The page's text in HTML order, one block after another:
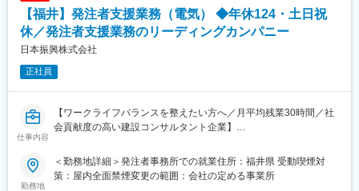
・お客様満足を第一に： 店長の評価は【売上/利益2割、お客様満
足8割】。お客様に喜んで頂くことを最優先に考えています。
・こだわりとぬくもり：ただチェーン店を増やすのではなく、店
舗ごとの「こだわり」を重視し、人でしか提供できない「ぬくも
り」を大切にしています。
・店長本来の業務に集中できる環境：報告業務のシステム化やオ
ペレーションの改良を続け、店長が本来の業務に集中できる環境
を整えています。
変更の範囲：会社の定める業務
＼教育体制について／
現場・実務を通じて着実に力を身につけるOJT教育を基本として
います。
（1）経験・スキルに応じて、段階的に業務を担当
（2）先輩社員・上長のフォローを受けながら実践的に学習
（3）官公庁案件特有のルールや進め方も、実務を通して理解可能
経験が浅めの方でも、無理なく業務に慣れていける環境です◎
事業に関する各種資料（予算・調査・設計条件・工事発注資料
等）の作成・取りまとめ支援
【福井】発注者支援業務（電気） ◆年休124・土日祝
休／発注者支援業務のリーディングカンパニー
日本振興株式会社
正社員
仕事内容
【ワークライフバランスを整えたい方へ／月平均残業30時間／社
会貢献度の高い建設コンサルタント企業】
■日本振興について：
（1）公共インフラ分野を牽引するリーディングカンパニー
官公庁向けインフラ事業において長年の実績と信頼を築き、業界
勤務地
＜勤務地詳細＞発注者事務所での就業住所：福井県 受動喫煙対
策：屋内全面禁煙変更の範囲：会社の定める事業所